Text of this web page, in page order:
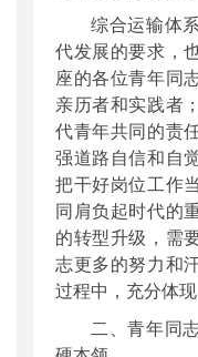
综合运输体
代发展的要求，
座的各位青年同
亲历者和实践者
代青年共同的责
强道路自信和自
把干好岗位工作
同肩负起时代的
的转型升级，需
志更多的努力和
过程中，充分体
二、青年同